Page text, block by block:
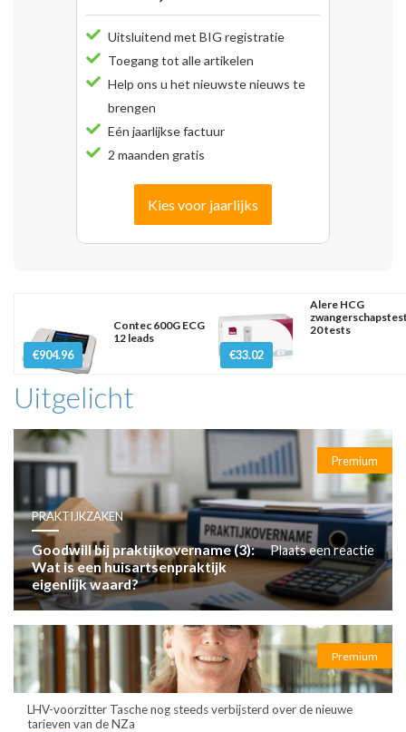
Uitsluitend met BIG registratie
Toegang tot alle artikelen
Help ons u het nieuwste nieuws te
brengen
Eén jaarlijkse factuur
2 maanden gratis
Kies voor jaarlijks
€904.96
Contec 600G ECG
12 leads
€33.02
Alere HCG
20 tests
Uitgelicht
Premium
PRAKTIJKZAKEN
Goodwill bij praktijkovername (3):
Wat is een huisartsenpraktijk
eigenlijk waard?
Plaats een reactie
Premium
LHV-voorzitter Tasche nog steeds verbijsterd over de nieuwe
tarieven van de NZa